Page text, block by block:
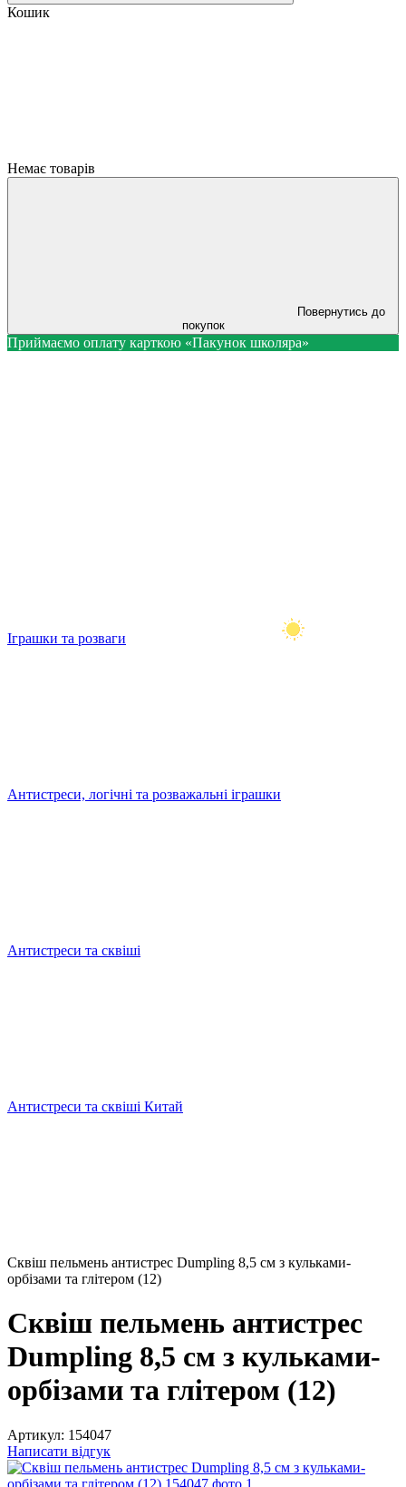
Кошик
Немає товарів
Повернутись до
покупок
Приймаємо оплату карткою «Пакунок школяра»
Іграшки та розваги
Антистреси, логічні та розважальні іграшки
Антистреси та сквіші
Антистреси та сквіші Китай
Сквіш пельмень антистрес Dumpling 8,5 см з кульками-
орбізами та глітером (12)
Сквіш пельмень антистрес
Dumpling 8,5 см з кульками-
орбізами та глітером (12)
Артикул: 154047
Написати відгук